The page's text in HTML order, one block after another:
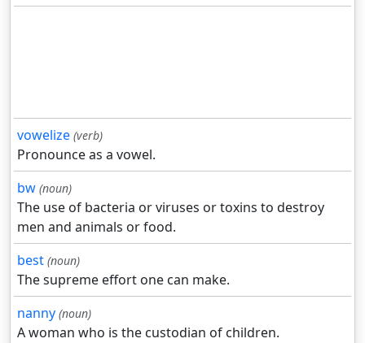
vowelize (verb)
Pronounce as a vowel.
bw (noun)
The use of bacteria or viruses or toxins to destroy
men and animals or food.
best (noun)
The supreme effort one can make.
nanny (noun)
A woman who is the custodian of children.